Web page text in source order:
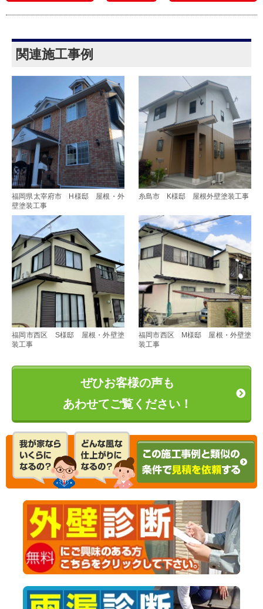
関連施工事例
福岡県太宰府市 H様邸 屋根・外
壁塗装工事
糸島市 K様邸 屋根外壁塗装工事
福岡市西区 S様邸 屋根・外壁塗
装工事
福岡市西区 M様邸 屋根・外壁塗
装工事
ぜひお客様の声も
あわせてご覧ください！